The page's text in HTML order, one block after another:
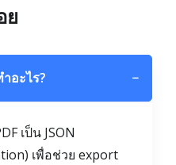
ย
ำอะไร? −
เป็น JSON
เพื่อช่วย export